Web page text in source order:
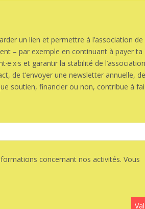
un lien et permettre à l’association de
– par exemple en continuant à payer ta
et garantir la stabilité de
de t’envoyer une newsletter annuelle,
soutien, financier ou non, contribue à
concernant nos activités. Vous